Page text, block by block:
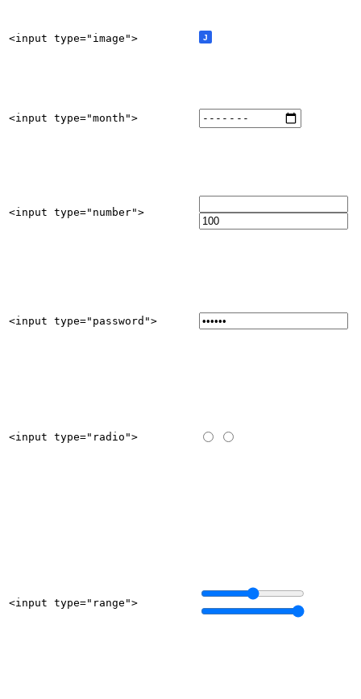
<input type="image">
<input type="month">
<input type="number">
<input type="password">
<input type="radio">
<input type="range">